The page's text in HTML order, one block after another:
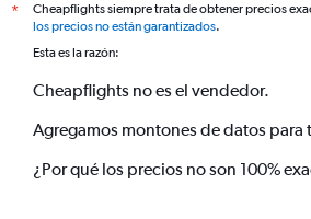
*
Cheapflights siempre trata de obtener precios
los precios no están garantizados.
Esta es la razón:
Cheapflights no es el vendedor.
Agregamos montones de datos para
¿Por qué los precios no son 100%